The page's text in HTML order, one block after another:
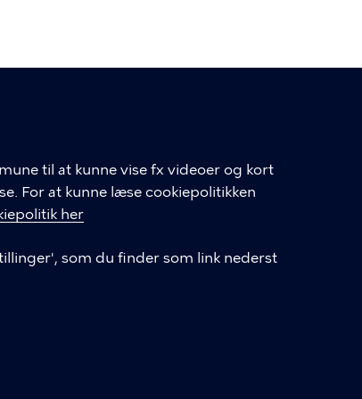
til at kunne vise fx videoer og kort
For at kunne læse cookiepolitikken
her
som du finder som link nederst
GENVEJE
Hvis du vil klage